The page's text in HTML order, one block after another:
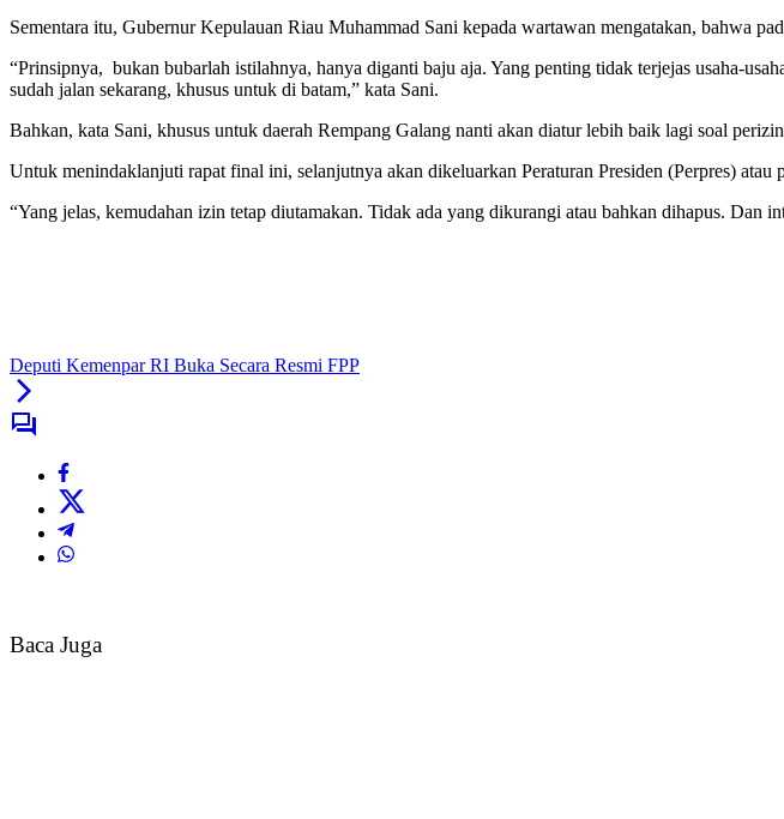
Sementara itu, Gubernur Kepulauan Riau Muhammad Sani kepada wartawan mengatakan, bahwa
“Prinsipnya, bukan bubarlah istilahnya, hanya diganti baju aja. Yang penting tidak terjejas usaha-
sudah jalan sekarang, khusus untuk di batam,” kata Sani.
Bahkan, kata Sani, khusus untuk daerah Rempang Galang nanti akan diatur lebih baik lagi soal
Untuk menindaklanjuti rapat final ini, selanjutnya akan dikeluarkan Peraturan Presiden (Perpres) atau
“Yang jelas, kemudahan izin tetap diutamakan. Tidak ada yang dikurangi atau bahkan dihapus. Dan
Deputi Kemenpar RI Buka Secara Resmi FPP
Baca Juga